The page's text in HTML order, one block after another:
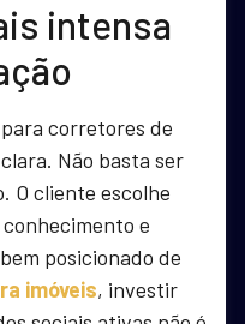
intensa
corretores de
Não basta ser
O cliente escolhe
e
posicionado de
imóveis, investir